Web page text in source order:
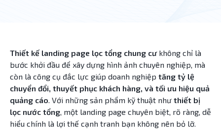
Thiết kế landing page lọc tổng chung cưkhông chỉ là
bước khởi đầu để xây dựng hình ảnh chuyên nghiệp, mà
còn là công cụ đắc lực giúp doanh nghiệp tăng tỷ lệ
chuyển đổi, thuyết phục khách hàng, và tối ưu hiệu quả
quảng cáo. Với những sản phẩm kỹ thuật như thiết bị
lọc nước tổng, một landing page chuyên biệt, rõ ràng, dễ
hiểu chính là lợi thế cạnh tranh bạn không nên bỏ lỡ.